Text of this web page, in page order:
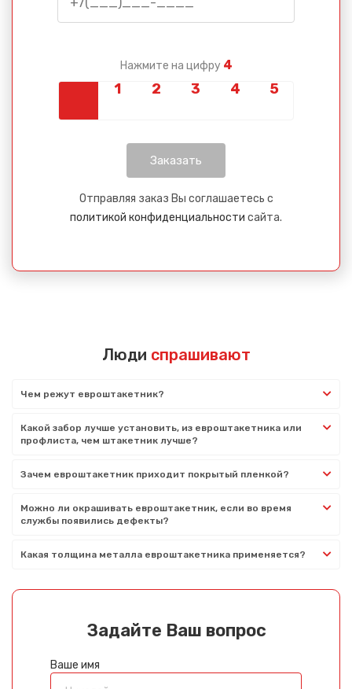
Нажмите на цифру 4
Отправляя заказ Вы соглашаетесь с
политикой конфиденциальности сайта.
Люди спрашивают
Чем режут евроштакетник?
Какой забор лучше установить, из евроштакетника или
профлиста, чем штакетник лучше?
Зачем евроштакетник приходит покрытый пленкой?
Можно ли окрашивать евроштакетник, если во время
службы появились дефекты?
Какая толщина металла евроштакетника применяется?
Задайте Ваш вопрос
Ваше имя